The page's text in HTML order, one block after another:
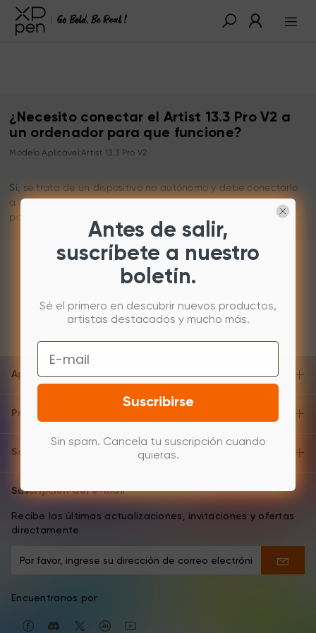
¿Necesito conectar el Artist 13.3 Pro V2 a
un ordenador para que funcione?
Modelo Aplicável:Artist 13.3 Pro V2
Sí, se trata de un dispositivo no autónomo y debe conectarlo
a un ordenador, un teléfono Android o una tableta Android
para que funcione.
Apoyo y ayuda
Producto
Sobre
Suscripción del e-mail
Recibe las últimas actualizaciones, invitaciones y ofertas
directamente
Encuentranos por
Antes de salir,
suscríbete a nuestro
boletín.
Sé el primero en descubrir nuevos productos,
artistas destacados y mucho más.
Email
Suscribirse
Sin spam. Cancela tu suscripción cuando
quieras.